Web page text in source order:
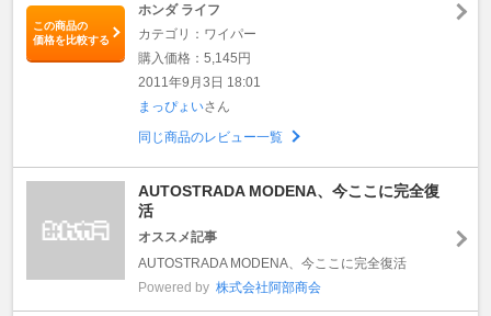
この商品の
価格を比較する
ホンダ ライフ
カテゴリ：ワイパー
購入価格：5,145円
2011年9月3日 18:01
まっぴょいさん
同じ商品のレビュー一覧
AUTOSTRADA MODENA、今ここに完全復
活
オススメ記事
AUTOSTRADA MODENA、今ここに完全復活
Powered by 株式会社阿部商会